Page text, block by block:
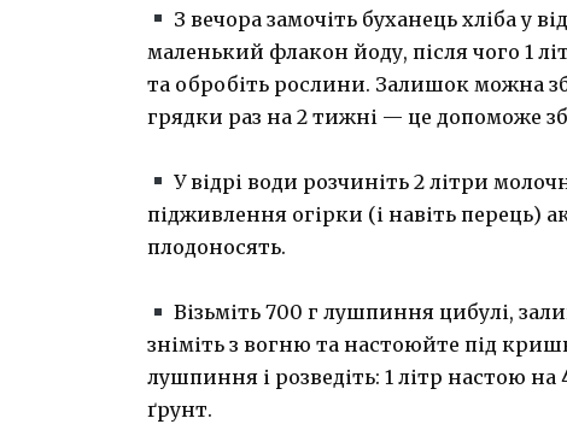
З вечора замочіть буханець хліба у
маленький флакон йоду, після чого 1
та обробіть рослини. Залишок можна
грядки раз на 2 тижні — це допоможе
У відрі води розчиніть 2 літри
підживлення огірки (і навіть перець)
плодоносять.
Візьміть 700 г лушпиння цибулі,
зніміть з вогню та настоюйте під
лушпиння і розведіть: 1 літр настою
ґрунт.